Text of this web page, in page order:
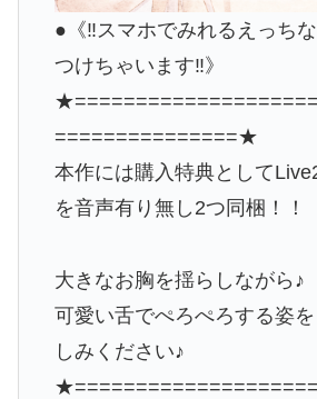
●《‼️スマホでみれるえっち
つけちゃいます‼️》
===============★
本作には購入特典として
を音声有り無し2つ同梱！！
大きなお胸を揺らしながら♪
可愛い舌でぺろぺろする姿
しみください♪